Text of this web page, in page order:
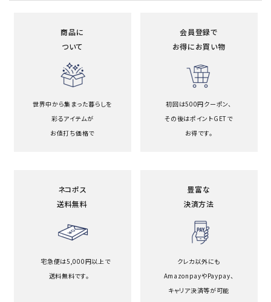
商品に
ついて
世界中から集まった暮らしを
彩るアイテムが
お値打ち価格で
会員登録で
お得にお買い物
初回は500円クーポン、
その後はポイントGETで
お得です。
ネコポス
送料無料
宅急便は5,000円以上で
送料無料です。
豊富な
決済方法
クレカ以外にも
AmazonpayやPaypay、
キャリア決済等が可能